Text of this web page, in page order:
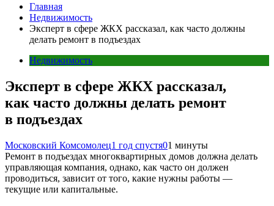
Главная
Недвижимость
Эксперт в сфере ЖКХ рассказал, как часто должны
делать ремонт в подъездах
Недвижимость
Эксперт в сфере ЖКХ рассказал,
как часто должны делать ремонт
в подъездах
Московский Комсомолец1 год спустя01 минуты
Ремонт в подъездах многоквартирных домов должна делать
управляющая компания, однако, как часто он должен
проводиться, зависит от того, какие нужны работы —
текущие или капитальные.